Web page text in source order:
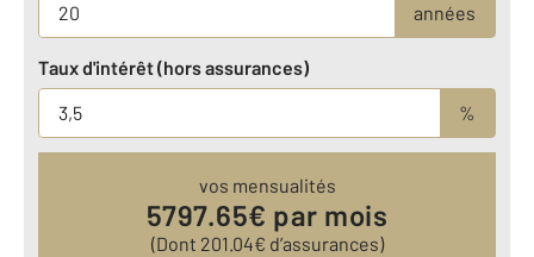
années
Taux d'intérêt (hors assurances)
%
vos mensualités
5797.65€ par mois
(Dont 201.04€ d’assurances)